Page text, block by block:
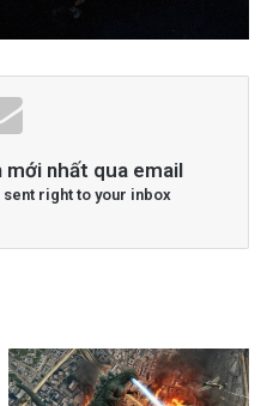
mới nhất qua email
right to your inbox